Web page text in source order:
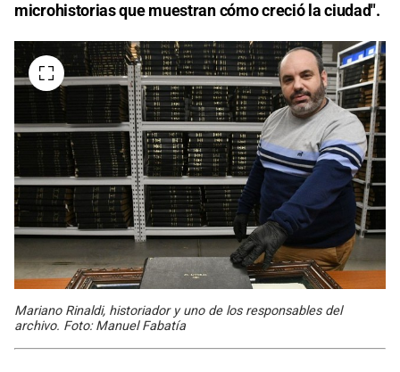
microhistorias que muestran cómo creció la ciudad".
Mariano Rinaldi, historiador y uno de los responsables del
archivo. Foto: Manuel Fabatía